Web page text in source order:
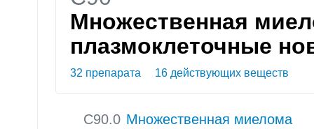
Множественная
плазмоклеточные
32 препарата 16 действующих веществ
C90.0 Множественная миелома